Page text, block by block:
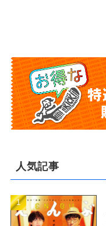
人気記事